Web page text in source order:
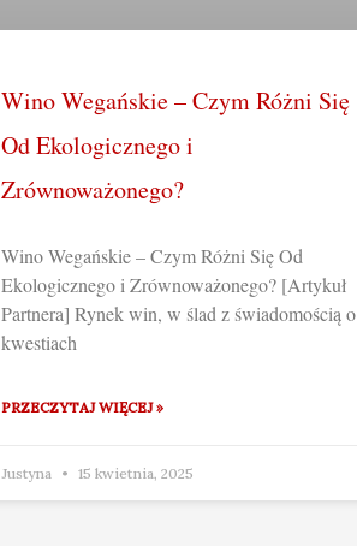
Wino Wegańskie – Czym Różni Się
Od Ekologicznego i
Zrównoważonego?
Wino Wegańskie – Czym Różni Się Od
Ekologicznego i Zrównoważonego? [Artykuł
Partnera] Rynek win, w ślad z świadomością o
kwestiach
PRZECZYTAJ WIĘCEJ »
Justyna 15 kwietnia, 2025